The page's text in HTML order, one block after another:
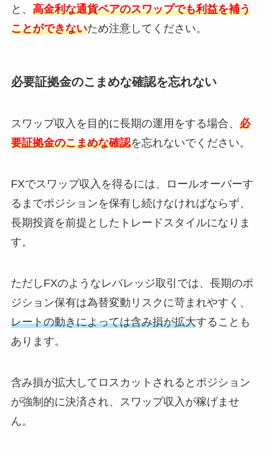
と、 高金利な通貨ペアのスワップでも利益を補う
ことができないため注意してください。
必要証拠金のこまめな確認を忘れない
スワップ収入を目的に長期の運用をする場合、 必
要証拠金のこまめな確認を忘れないでください。
FXでスワップ収入を得るには、ロールオーバーす
るまでポジションを保有し続けなければならず、
長期投資を前提としたトレードスタイルになりま
す。
ただしFXのようなレバレッジ取引では、長期のポ
ジション保有は為替変動リスクに苛まれやすく、
レートの動きによっては含み損が拡大することも
あります。
含み損が拡大してロスカットされるとポジション
が強制的に決済され、スワップ収入が稼げませ
ん。